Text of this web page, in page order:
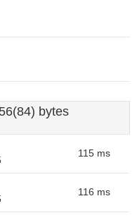
bytes
115 ms
116 ms